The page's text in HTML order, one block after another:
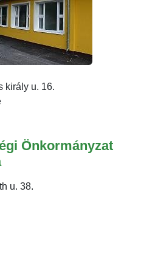
király u. 16.
Önkormányzat
u. 38.